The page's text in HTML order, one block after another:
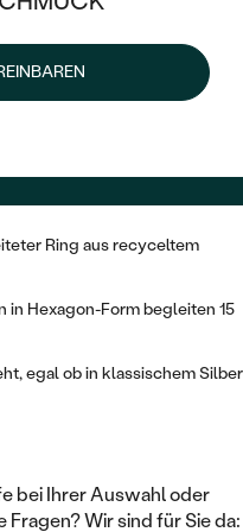
von 3 - 4 Wochen.
Ring aus recyceltem
in Hexagon-Form begleiten 15
egal ob in klassischem Silber
bei Ihrer Auswahl oder
Fragen? Wir sind für Sie da: